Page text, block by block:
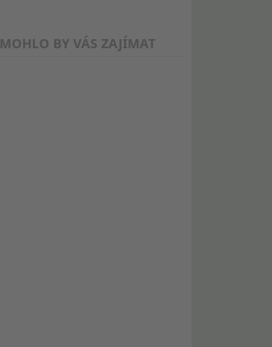
MOHLO BY VÁS ZAJÍMAT